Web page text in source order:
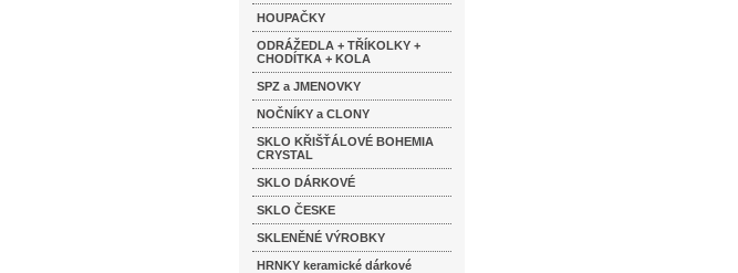
HOUPAČKY
ODRÁŽEDLA + TŘÍKOLKY +
CHODÍTKA + KOLA
SPZ a JMENOVKY
NOČNÍKY a CLONY
SKLO KŘIŠŤÁLOVÉ BOHEMIA
CRYSTAL
SKLO DÁRKOVÉ
SKLO ČESKE
SKLENĚNÉ VÝROBKY
HRNKY keramické dárkové